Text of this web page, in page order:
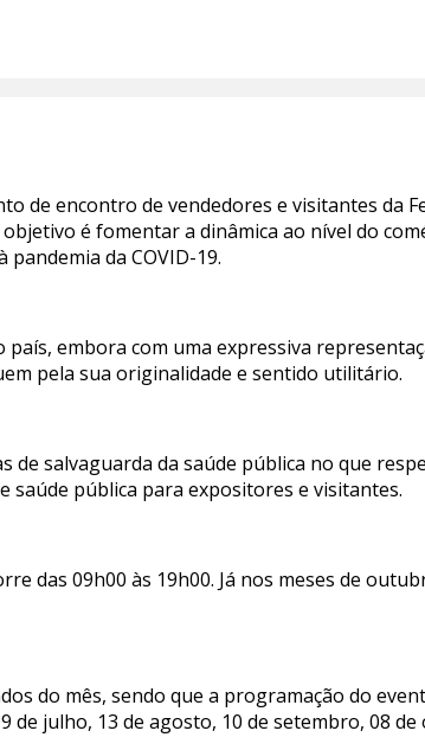
de encontro de vendedores e visitantes da
é fomentar a dinâmica ao nível do
da COVID-19.
embora com uma expressiva
pela sua originalidade e sentido utilitário.
de salvaguarda da saúde pública no que
saúde pública para expositores e visitantes.
das 09h00 às 19h00. Já nos meses de
do mês, sendo que a programação do
de julho, 13 de agosto, 10 de setembro, 08